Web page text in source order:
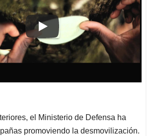
el Ministerio de Defensa ha
promoviendo la desmovilización.